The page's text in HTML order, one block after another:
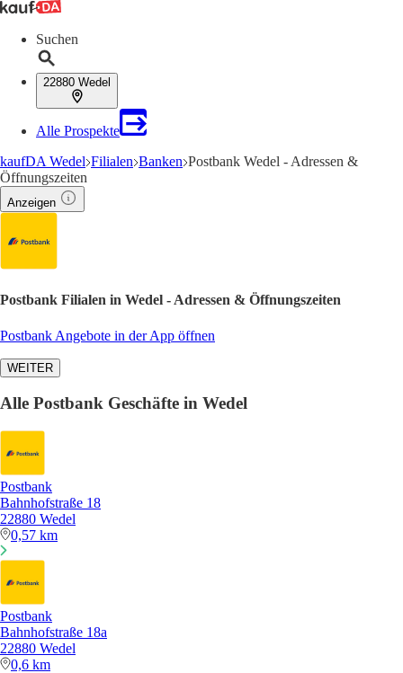
Suchen
22880 Wedel
Alle Prospekte
kaufDA Wedel Filialen Banken Postbank Wedel - Adressen &
Öffnungszeiten
Anzeigen
Postbank Filialen in Wedel - Adressen & Öffnungszeiten
Postbank Angebote in der App öffnen
WEITER
Alle Postbank Geschäfte in Wedel
Postbank
Bahnhofstraße 18
22880 Wedel
0,57 km
Postbank
Bahnhofstraße 18a
22880 Wedel
0,6 km